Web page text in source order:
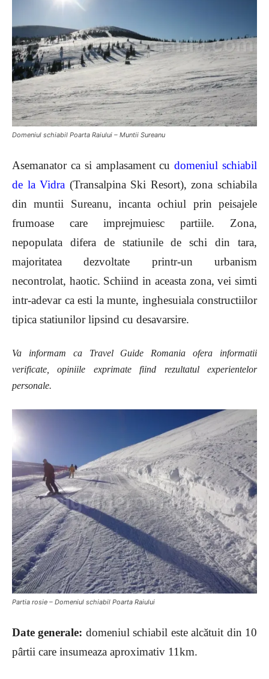
Domeniul schiabil Poarta Raiului – Muntii Sureanu
Asemanator ca si amplasament cudomeniul schiabil
de la Vidra (Transalpina Ski Resort), zona schiabila
din muntii Sureanu, incanta ochiul prin peisajele
frumoase care imprejmuiesc partiile. Zona,
nepopulata difera de statiunile de schi din tara,
majoritatea dezvoltate printr-un urbanism
necontrolat, haotic. Schiind in aceasta zona, vei simti
intr-adevar ca esti la munte, inghesuiala constructiilor
tipica statiunilor lipsind cu desavarsire.
Va informam ca Travel Guide Romania ofera informatii
verificate, opiniile exprimate fiind rezultatul experientelor
personale.
Partia rosie – Domeniul schiabil Poarta Raiului
Date generale: domeniul schiabil este alcătuit din 10
pârtii care insumeaza aproximativ 11km.